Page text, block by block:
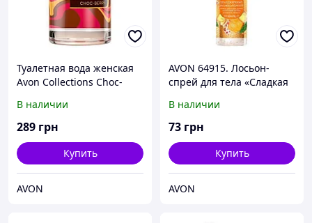
Туалетная вода женская
Avon Collections Choc-
В наличии
289 грн
Купить
AVON
AVON 64915. Лосьон-
спрей для тела «Сладкая
Эйвон, Ейвон
В наличии
73 грн
Купить
AVON